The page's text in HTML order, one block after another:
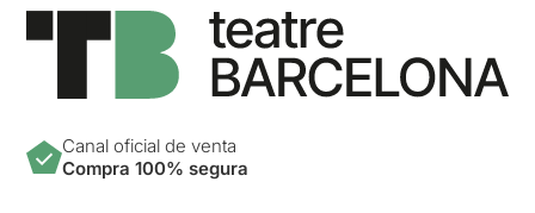
Canal oficial de venta
Compra 100% segura